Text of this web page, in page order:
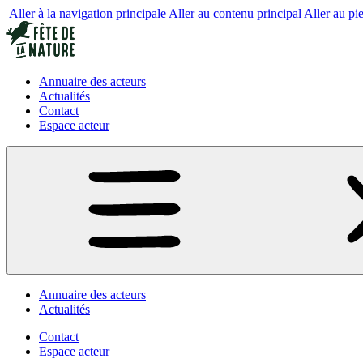
Aller à la navigation principale Aller au contenu principal Aller au
Annuaire des acteurs
Actualités
Contact
Espace acteur
Annuaire des acteurs
Actualités
Contact
Espace acteur